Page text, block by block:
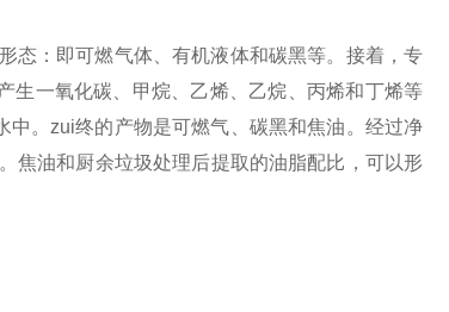
：即可燃气体、有机液体和碳黑等。接着，专
生一氧化碳、甲烷、乙烯、乙烷、丙烯和丁烯等
中。zui终的产物是可燃气、碳黑和焦油。经过净
焦油和厨余垃圾处理后提取的油脂配比，可以形